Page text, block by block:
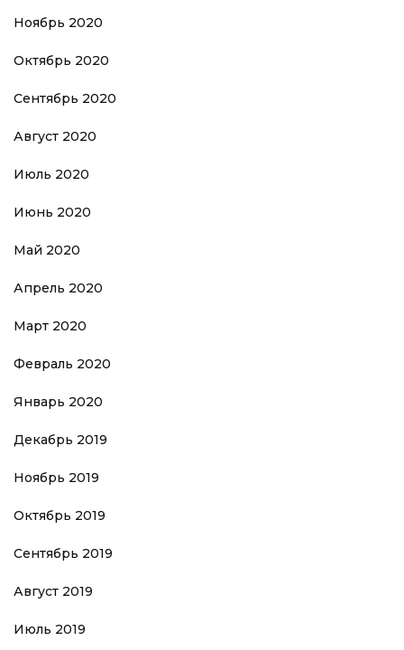
Ноябрь 2020
Октябрь 2020
Сентябрь 2020
Август 2020
Июль 2020
Июнь 2020
Май 2020
Апрель 2020
Март 2020
Февраль 2020
Январь 2020
Декабрь 2019
Ноябрь 2019
Октябрь 2019
Сентябрь 2019
Август 2019
Июль 2019